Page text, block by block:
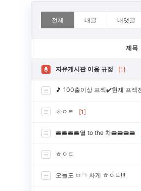
전체 내글 내댓글
제목
자유게시판 이용 규정 [1]
ㅎㅇㅌ [1]
🚝🚝🚝🚝열 to the 차🚝🚝🚝🚝
ㅎㅇㅌ
오늘도 ㅂㄱ 차게 ㅎㅇㅌ!!!